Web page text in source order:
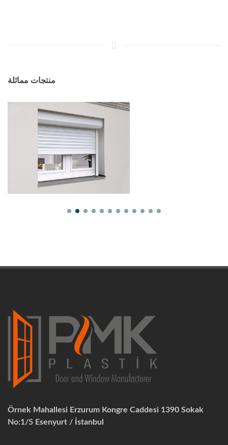
منتجات مماثلة
Örnek Mahallesi Erzurum Kongre Caddesi 1390 Sokak
No:1/5 Esenyurt / İstanbul